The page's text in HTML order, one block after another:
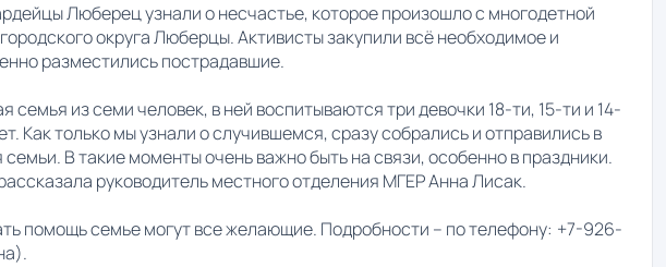
Люберец узнали о несчастье, которое произошло с многодетной
округа Люберцы. Активисты закупили всё необходимое и
разместились пострадавшие.
семья из семи человек, в ней воспитываются три девочки 18-ти, 15-ти и 14-
Как только мы узнали о случившемся, сразу собрались и отправились в
В такие моменты очень важно быть на связи, особенно в праздники.
руководитель местного отделения МГЕР Анна Лисак.
помощь семье могут все желающие. Подробности – по телефону: +7-926-